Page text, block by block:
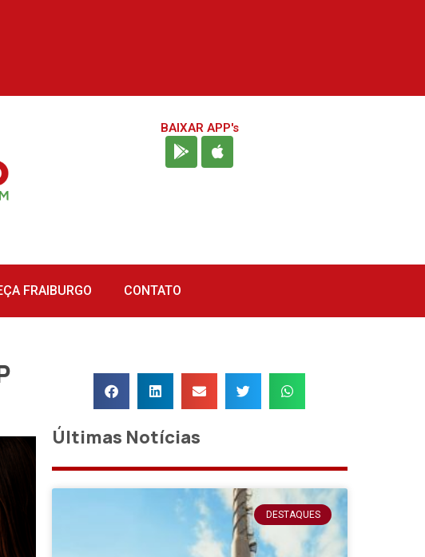
BAIXAR APP's
FRAIBURGO CONTATO
Últimas Notícias
DESTAQUES